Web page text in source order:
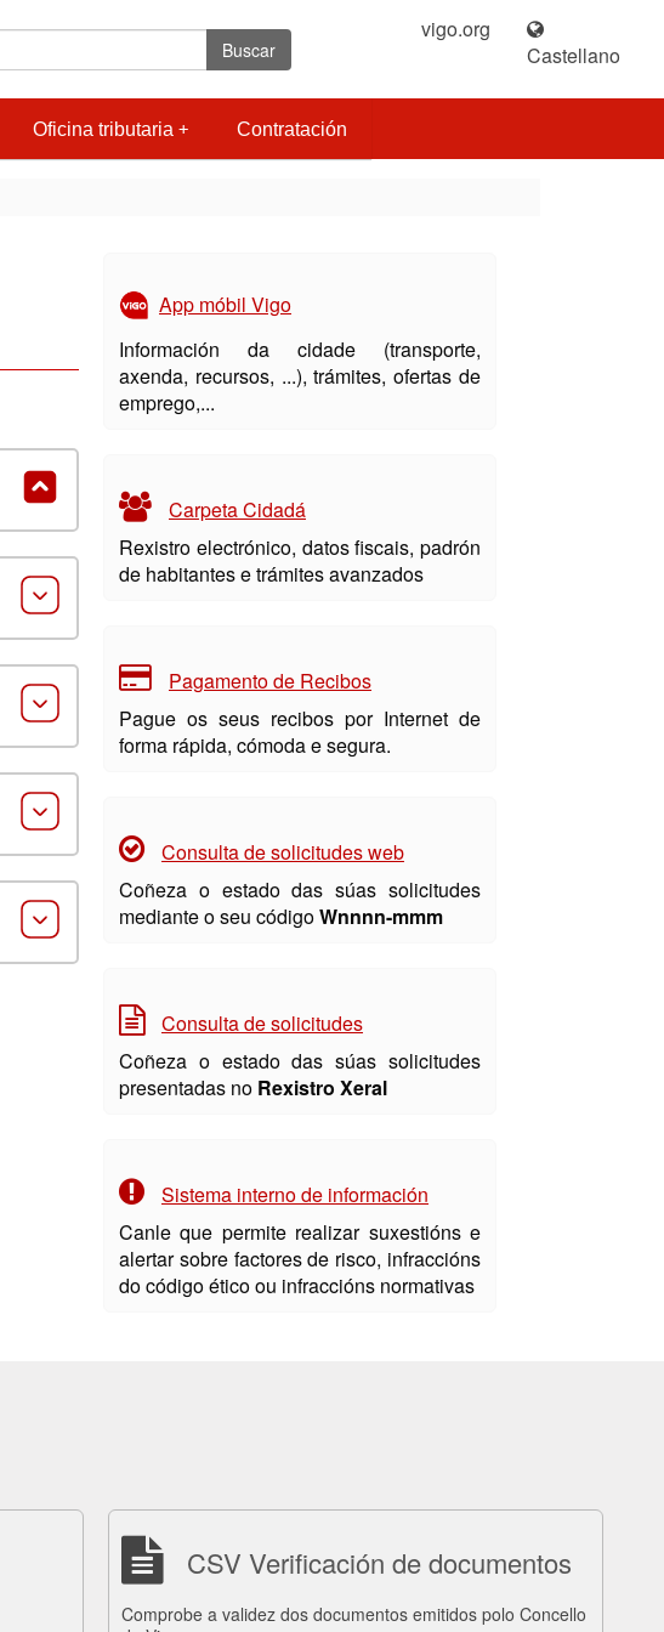
Buscar
vigo.org
Castellano
Oficina tributaria Contratación
App móbil Vigo
Información da cidade (transporte,
axenda, recursos, ...), trámites, ofertas de
emprego,...
Carpeta Cidadá
Rexistro electrónico, datos fiscais, padrón
de habitantes e trámites avanzados
Pagamento de Recibos
Pague os seus recibos por Internet de
forma rápida, cómoda e segura.
Consulta de solicitudes web
Coñeza o estado das súas solicitudes
mediante o seu códigoWnnnn-mmm
Consulta de solicitudes
Coñeza o estado das súas solicitudes
presentadas no Rexistro Xeral
Sistema interno de información
Canle que permite realizar suxestións e
alertar sobre factores de risco, infraccións
do código ético ou infraccións normativas
CSV Verificación de documentos
Comprobe a validez dos documentos emitidos polo Concello